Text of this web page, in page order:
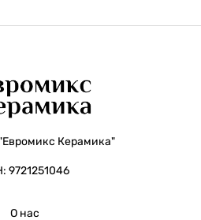
Керамика"
9721251046
О нас